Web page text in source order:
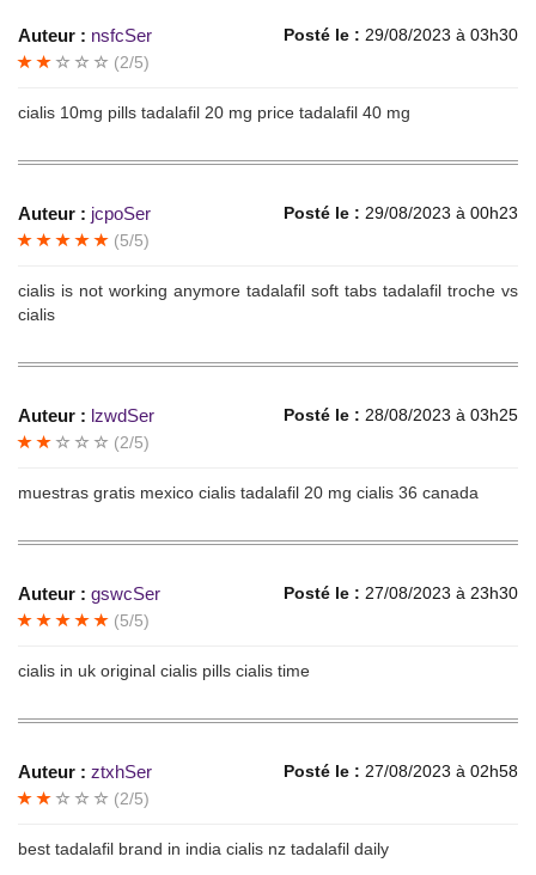
Auteur : nsfcSer Posté le : 29/08/2023 à 03h30
(2/5)
cialis 10mg pills tadalafil 20 mg price tadalafil 40 mg
Auteur : jcpoSer Posté le : 29/08/2023 à 00h23
(5/5)
cialis is not working anymore tadalafil soft tabs tadalafil troche vs
cialis
Auteur : lzwdSer Posté le : 28/08/2023 à 03h25
(2/5)
muestras gratis mexico cialis tadalafil 20 mg cialis 36 canada
Auteur : gswcSer Posté le : 27/08/2023 à 23h30
(5/5)
cialis in uk original cialis pills cialis time
Auteur : ztxhSer Posté le : 27/08/2023 à 02h58
(2/5)
best tadalafil brand in india cialis nz tadalafil daily